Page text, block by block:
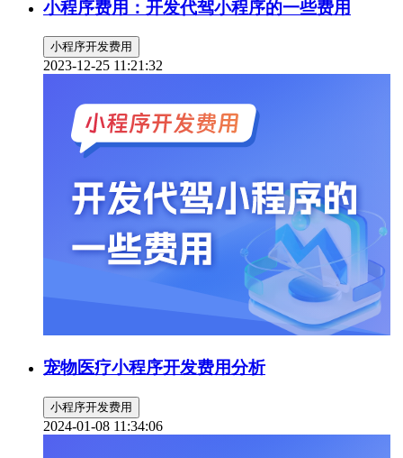
小程序费用：开发代驾小程序的一些费用
小程序开发费用
2023-12-25 11:21:32
宠物医疗小程序开发费用分析
小程序开发费用
2024-01-08 11:34:06